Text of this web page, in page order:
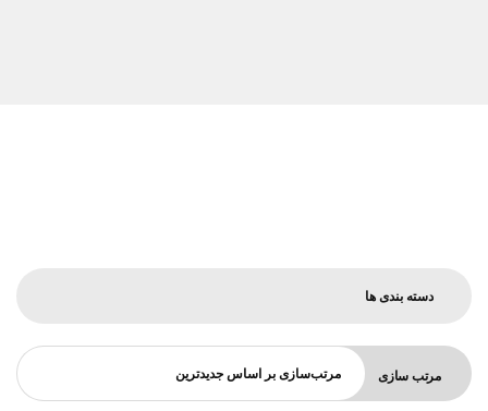
مرتب سازی